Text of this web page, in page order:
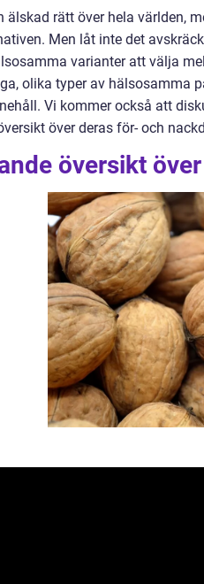
älskad rätt över hela världen,
Men låt inte det
varianter att välja
olika typer av hälsosamma
Vi kommer också att
över deras för- och
översikt